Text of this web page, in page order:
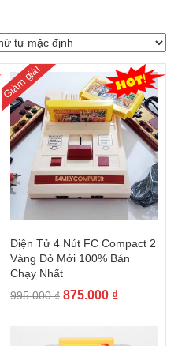
Giảm giá!
Điện Tử 4 Nút FC Compact 2
Vàng Đỏ Mới 100% Bán
Chạy Nhất
995.000₫ 875.000 ₫